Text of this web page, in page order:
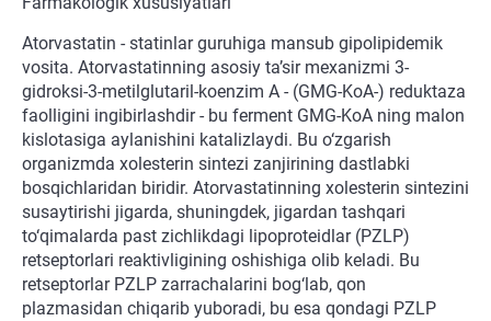
Atorvastatin - statinlar guruhiga mansub gipolipidemik
vosita. Atorvastatinning asosiy ta’sir mexanizmi 3-
gidroksi-3-metilglutaril-koenzim A - (GMG-KoA-) reduktaza
faolligini ingibirlashdir - bu ferment GMG-KoA ning malon
kislotasiga aylanishini katalizlaydi. Bu o‘zgarish
organizmda xolesterin sintezi zanjirining dastlabki
bosqichlaridan biridir. Atorvastatinning xolesterin sintezini
susaytirishi jigarda, shuningdek, jigardan tashqari
to‘qimalarda past zichlikdagi lipoproteidlar (PZLP)
retseptorlari reaktivligining oshishiga olib keladi. Bu
retseptorlar PZLP zarrachalarini bog‘lab, qon
plazmasidan chiqarib yuboradi, bu esa qondagi PZLP